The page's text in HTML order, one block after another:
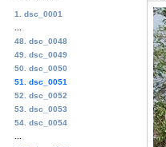
1. dsc_0001
48. dsc_0048
49. dsc_0049
50. dsc_0050
51. dsc_0051
52. dsc_0052
53. dsc_0053
54. dsc_0054